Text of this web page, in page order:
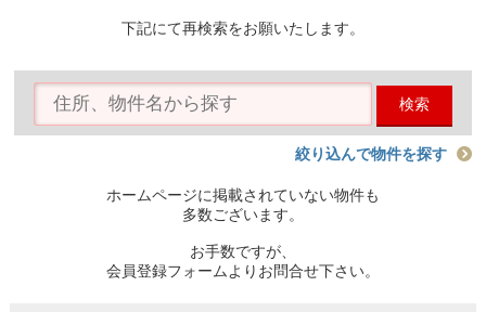
物件を探す
購入TOP
条件から探す
住宅ローン控除シミュレータ
下記にて再検索をお願いたします。
検索
絞り込んで物件を探す
ホームページに掲載されていない物件も
多数ございます。
お手数ですが、
会員登録フォームよりお問合せ下さい。